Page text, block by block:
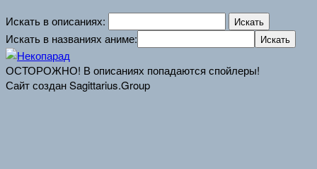
Искать в описаниях:
Искать в названиях аниме:
ОСТОРОЖНО! В описаниях попадаются спойлеры!
Сайт создан Sagittarius.Group